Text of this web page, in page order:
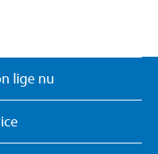
lige nu